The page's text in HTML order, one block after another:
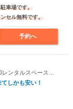
車場です。
セル無料です。
予約へ
ースミラクルイン横浜
しかも安い！